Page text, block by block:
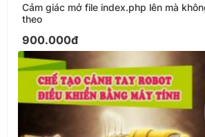
Cảm giác mở file index.php lên mà
theo
900.000đ